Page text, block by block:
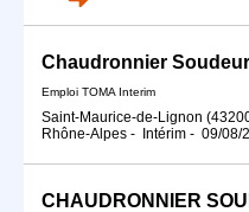
Chaudronnier
Emploi TOMA Interim
Saint-Maurice-de-Lignon
Rhône-Alpes - Intérim - 09/08/
CHAUDRONNIER